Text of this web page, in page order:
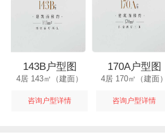
143B户型图
4居 143㎡（建面）
咨询户型详情
170A户型图
4居 170㎡（建面）
咨询户型详情